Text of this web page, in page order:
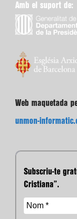
Amb el suport de:
Web maquetada
unmon-
Subscriu-te
Cristiana”.